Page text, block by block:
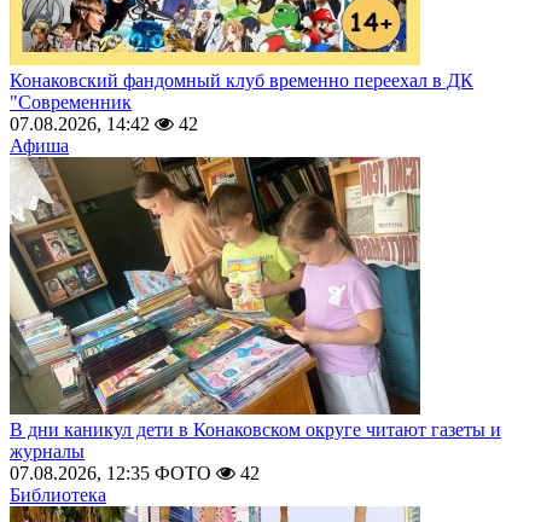
Конаковский фандомный клуб временно переехал в ДК
"Современник
07.08.2026, 14:42
42
Афиша
В дни каникул дети в Конаковском округе читают газеты и
журналы
07.08.2026, 12:35 ФОТО
42
Библиотека